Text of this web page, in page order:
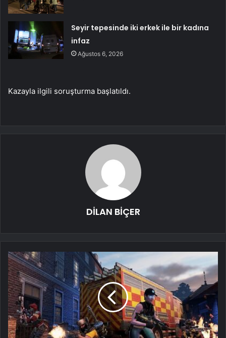
Seyir tepesinde iki erkek ile bir kadına
infaz
Ağustos 6, 2026
Kazayla ilgili soruşturma başlatıldı.
DİLAN BİÇER